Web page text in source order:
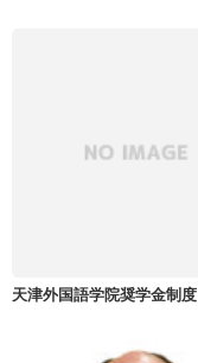
天津外国語学院奨学金制度